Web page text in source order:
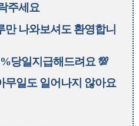
주세요
만 나와보셔도 환영합니
당일지급해드려요 💯
무일도 일어나지 않아요